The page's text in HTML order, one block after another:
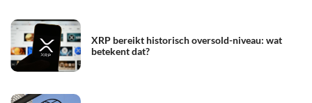
XRP bereikt historisch oversold-niveau: wat
betekent dat?